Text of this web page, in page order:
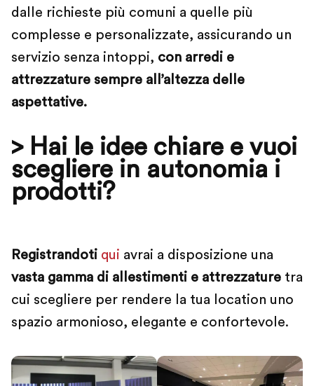
dalle richieste più comuni a quelle più
complesse e personalizzate, assicurando un
servizio senza intoppi, con arredi e
attrezzature sempre all ’altezza delle
aspettative.
> Hai le idee chiare e vuoi
scegliere in autonomia i
prodotti?
Registrandoti qui avrai a disposizione una
vasta gamma di allestimenti e attrezzature tra
cui scegliere per rendere la tua location uno
spazio armonioso, elegante e confortevole.